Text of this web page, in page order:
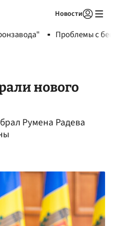
Новости
Проблемы с
нового
Румена Радева